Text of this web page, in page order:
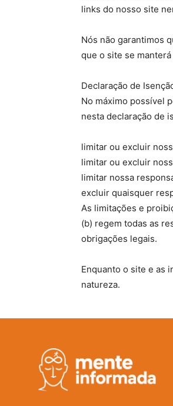
links do nosso site
Nós não garantimos
que o site se
Declaração de
No máximo possível
nesta declaração de
limitar ou excluir
limitar ou excluir
limitar nossa
excluir quaisquer
As limitações e
(b) regem todas as
obrigações legais.
Enquanto o site e as
natureza.